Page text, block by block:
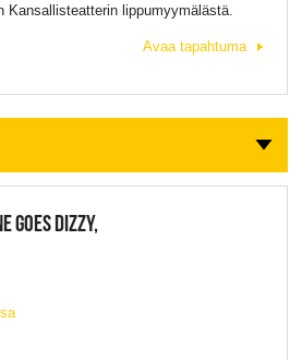
Kansallisteatterin lippumyymälästä.
Avaa tapahtuma
GOES DIZZY,